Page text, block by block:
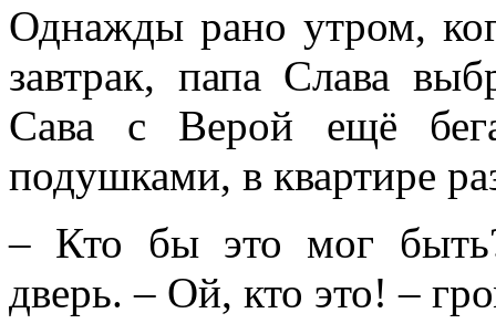
Однажды рано утром,
завтрак, папа Слава
Сава с Верой ещё
подушками, в квартире
– Кто бы это мог
дверь. – Ой, кто это! –